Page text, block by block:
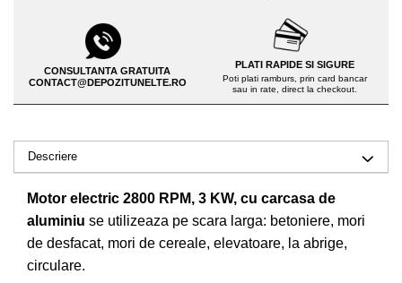
Accesorii drujbe
Drujbe cu acumulator
Drujbe pe benzina
Echipamente ferma
Freze pentru zapada
Instalatii sanitare
Chiuvete
Intretinere
Telemetre Digitale
Aparate de sudura
Accesorii aparate sudura
Invertoare sudura - IGBT / MMA
Aspiratoare
Accesorii auto
Compresoare aer
Echipamente industriale de
CONSULTANTA GRATUITA
CONTACT@DEPOZITUNELTE.RO
PLATI RAPIDE SI SIGURE
Poti plati ramburs, prin card bancar
sau in rate, direct la checkout.
Descriere
Motor electric 2800 RPM, 3 KW, cu carcasa de
aluminiu se utilizeaza pe scara larga: betoniere, mori
de desfacat, mori de cereale, elevatoare, la abrige,
circulare.